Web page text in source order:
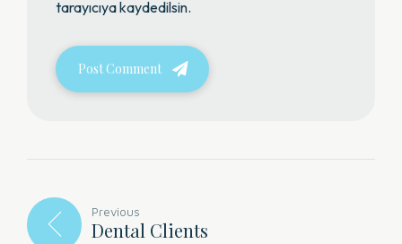
tarayıcıya kaydedilsin.
Post Comment
Previous
Dental Clients